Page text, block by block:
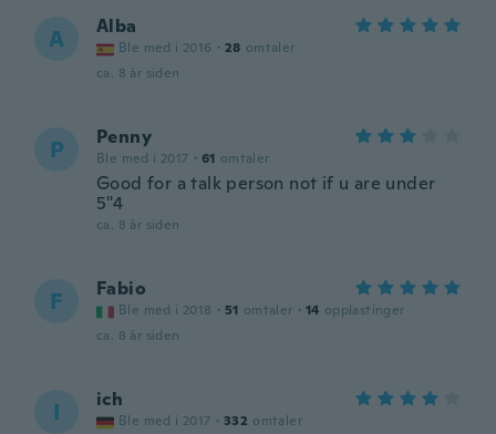
A Alba
Ble med i 2016 · 28 omtaler
ca. 8 år siden
P Penny
Ble med i 2017 · 61 omtaler
Good for a talk person not if u are under
5"4
ca. 8 år siden
F Fabio
Ble med i 2018 · 51 omtaler · 14 opplastinger
ca. 8 år siden
I ich
Ble med i 2017 · 332 omtaler